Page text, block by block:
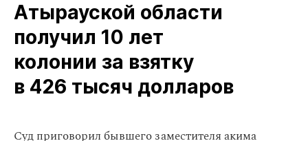
Атырауской области
получил 10 лет
колонии за взятку
в 426 тысяч долларов
Суд приговорил бывшего заместителя акима